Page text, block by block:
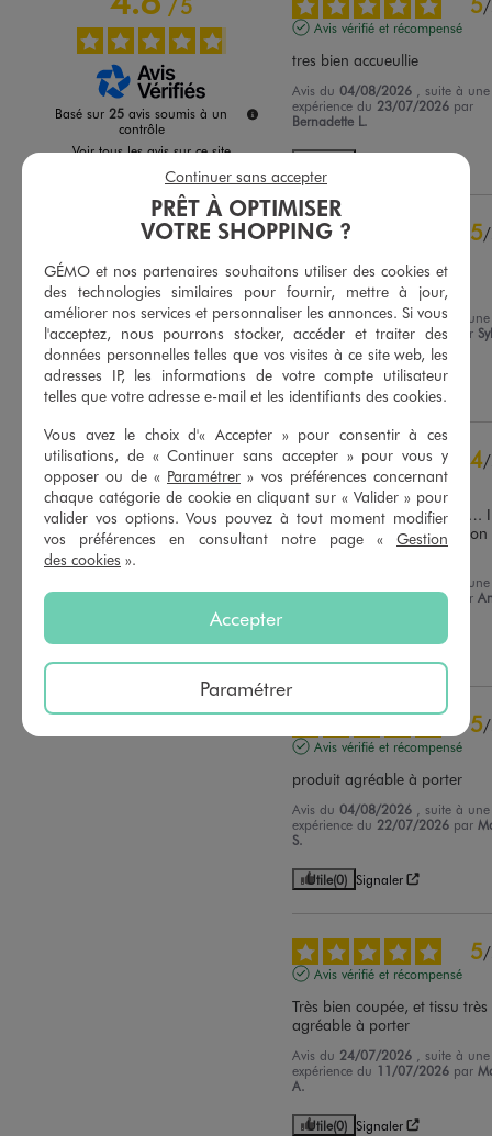
/5
Basé sur 25 avis soumis à un
contrôle
Voir tous les avis sur ce site
4
0
2étoiles
0
1étoile 0
Trier les avis
/
Avis vérifié et récompensé
tres bien accueullie
Avis du04/08/2026
, suite à une
expérience du 23/07/2026 par
Bernadette L.
5/
Très joli
Avis du04/08/2026 , suite à une
expérience du22/07/2026 par
Q.
Utile Signaler
4/
Avis vérifié et récompensé
Super jolie et confortable ….
manque des poches … sinon
amies adorent…
, suite à une
expérience du22/07/2026 par
5/
Avis vérifié et récompensé
produit agréable à porter
Avis du04/08/2026
, suite à une
expérience du 22/07/2026 par
S.
Utile(0) Signaler
5/
Avis vérifié et récompensé
Très bien coupée, et tissu très
agréable à porter
Avis du 24/07/2026
, suite à une
expérience du 11/07/2026 par
A.
Utile(0) Signaler
PRÊT À OPTIMISER
VOTRE SHOPPING ?
GÉMO et nos partenaires souhaitons utiliser des cookies et
des technologies similaires pour fournir, mettre à jour,
améliorer nos services et personnaliser les annonces. Si vous
l'acceptez, nous pourrons stocker, accéder et traiter des
données personnelles telles que vos visites à ce site web, les
adresses IP, les informations de votre compte utilisateur
telles que votre adresse e-mail et les identifiants des cookies.
Vous avez le choix d'« Accepter » pour consentir à ces
utilisations, de « Continuer sans accepter » pour vous y
opposer ou de « Paramétrer » vos préférences concernant
chaque catégorie de cookie en cliquant sur « Valider » pour
valider vos options. Vous pouvez à tout moment modifier
vos préférences en consultant notre page « Gestion
des cookies ».
Accepter
Paramétrer
Continuer sans accepter